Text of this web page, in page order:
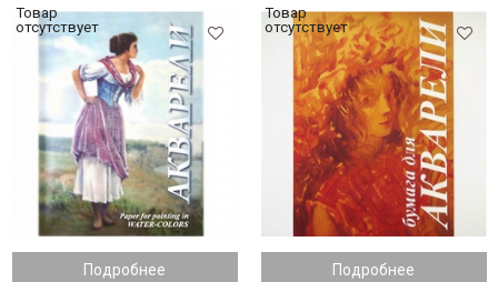
Подробнее
Товар
отсутствует
Подробнее
Товар
отсутствует